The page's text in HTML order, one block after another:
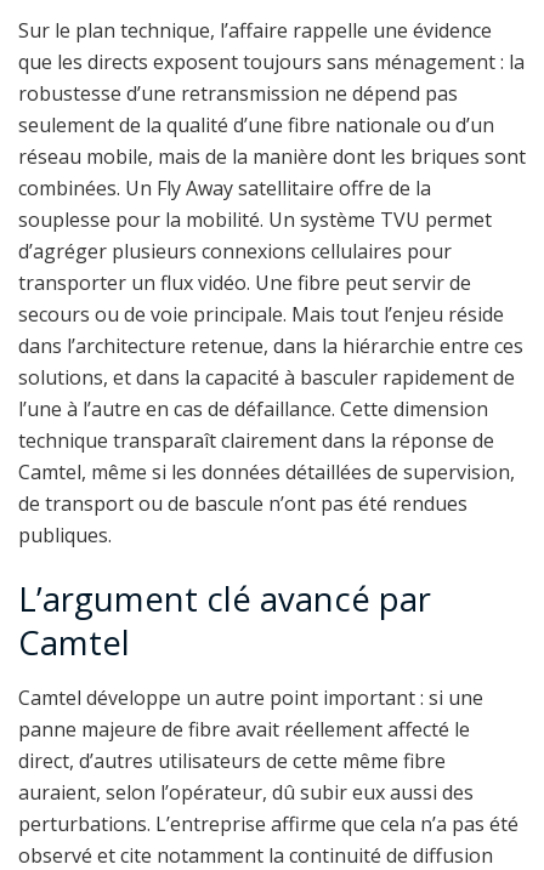
Sur le plan technique, l’affaire rappelle une évidence
que les directs exposent toujours sans ménagement : la
robustesse d’une retransmission ne dépend pas
seulement de la qualité d’une fibre nationale ou d’un
réseau mobile, mais de la manière dont les briques sont
combinées. Un Fly Away satellitaire offre de la
souplesse pour la mobilité. Un système TVU permet
d’agréger plusieurs connexions cellulaires pour
transporter un flux vidéo. Une fibre peut servir de
secours ou de voie principale. Mais tout l’enjeu réside
dans l’architecture retenue, dans la hiérarchie entre ces
solutions, et dans la capacité à basculer rapidement de
l’une à l’autre en cas de défaillance. Cette dimension
technique transparaît clairement dans la réponse de
Camtel, même si les données détaillées de supervision,
de transport ou de bascule n’ont pas été rendues
publiques.
L’argument clé avancé par
Camtel
Camtel développe un autre point important : si une
panne majeure de fibre avait réellement affecté le
direct, d’autres utilisateurs de cette même fibre
auraient, selon l’opérateur, dû subir eux aussi des
perturbations. L’entreprise affirme que cela n’a pas été
observé et cite notamment la continuité de diffusion